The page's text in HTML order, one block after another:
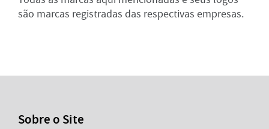
são marcas registradas das respectivas empresas.
Sobre o Site